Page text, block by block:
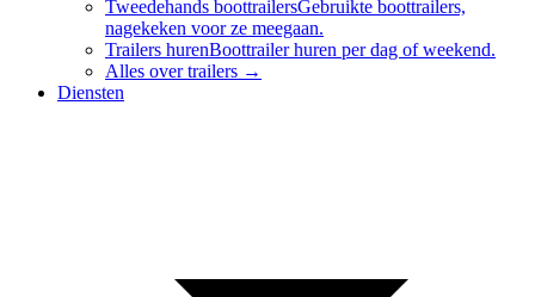
Tweedehands boottrailersGebruikte boottrailers,
nagekeken voor ze meegaan.
Trailers hurenBoottrailer huren per dag of weekend.
Alles overtrailers →
Diensten